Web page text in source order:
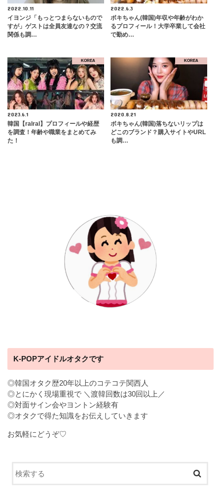
2022.10.11
イヨンジ「もっとつまらないもので
すが」ゲストは全員友達なの？交流
関係も調…
2022.6.3
ボキちゃん(韓国)年収や年齢がわか
るプロフィール！大学卒業して会社
で勤め…
KOREA
2023.6.1
韓国【ralral】プロフィールや経歴
を調査！年齢や職業をまとめてみ
た！
KOREA
2020.8.21
ボキちゃん(韓国)落ちないリップは
どこのブランド？購入サイトやURL
も調…
K-POPアイドルオタクです
◎韓国オタク歴20年以上のコテコテ関西人
◎とにかく現場重視で ＼渡韓回数は30回以上／
◎対面サイン会やヨントン経験有
◎オタクで得た知識をお伝えしていきます
お気軽にどうぞ♡